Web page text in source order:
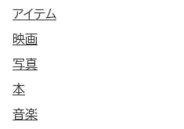
アイテム
映画
写真
本
音楽